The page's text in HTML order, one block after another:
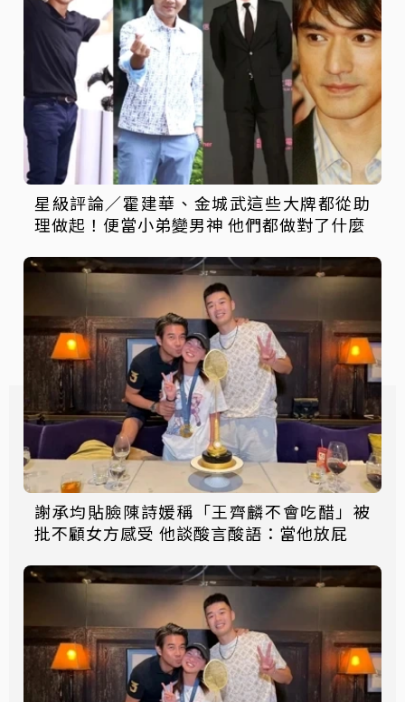
星級評論／霍建華、金城武這些大牌都從助
理做起！便當小弟變男神 他們都做對了什麼
謝承均貼臉陳詩媛稱「王齊麟不會吃醋」被
批不顧女方感受 他談酸言酸語：當他放屁